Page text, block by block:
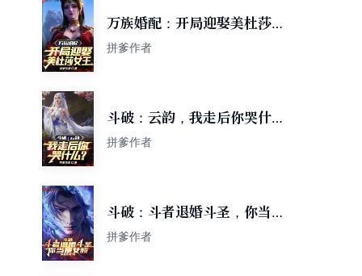
万族婚配：开局迎娶美杜莎女
王！
拼爹作者
斗破：云韵，我走后你哭什
么？
拼爹作者
斗破：斗者退婚斗圣，你当是
女频
拼爹作者